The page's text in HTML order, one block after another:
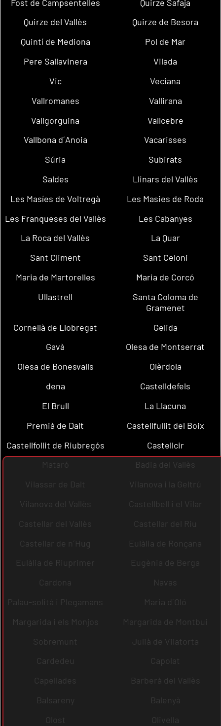
Fost de Campsentelles
Quirze Safaja
Quirze del Vallès
Quirze de Besora
Quintí de Mediona
Pol de Mar
Pere Sallavinera
Vilada
Vic
Veciana
Vallromanes
Vallirana
Vallgorguina
Vallcebre
Vallbona d´Anoia
Vacarisses
Súria
Subirats
Saldes
Llinars del Vallès
Les Masíes de Voltregà
Les Masies de Roda
Les Franqueses del Vallès
Les Cabanyes
La Roca del Vallès
La Quar
Sant Climent
Sant Celoni
Maria de Martorelles
Maria de Corcó
Ullastrell
Santa Coloma de
Gramenet
Cornellà de Llobregat
Gelida
Gavà
Olesa de Montserrat
Olesa de Bonesvalls
Olèrdola
dena
Castelldefels
El Brull
La Llacuna
Premià de Dalt
Castellfullit del Boix
Castellfollit de Riubregós
Castellcir
Mataró
Badia del Vallès
Vilassar de Dalt
Vilanova i la Geltrú
Vilanova del Vallès
Castellbell i el Vilar
Castellar del Vallès
Castellar del Riu
Castellar de n´Hug
Eulàlia de Ronçana
Eulàlia de Riuprimer
Eugènia de Berga
Cardona
Navas
Palau-solità i Plegamans
Maria d´Oló
Margarida i els Monjos
Margarida de Montbui
Sobremunt
Julià de Vilatorta
Cardedeu
Capolat
Capellades
Barberà del Vallès
Balsareny
Balenyà
Olost
Olivella